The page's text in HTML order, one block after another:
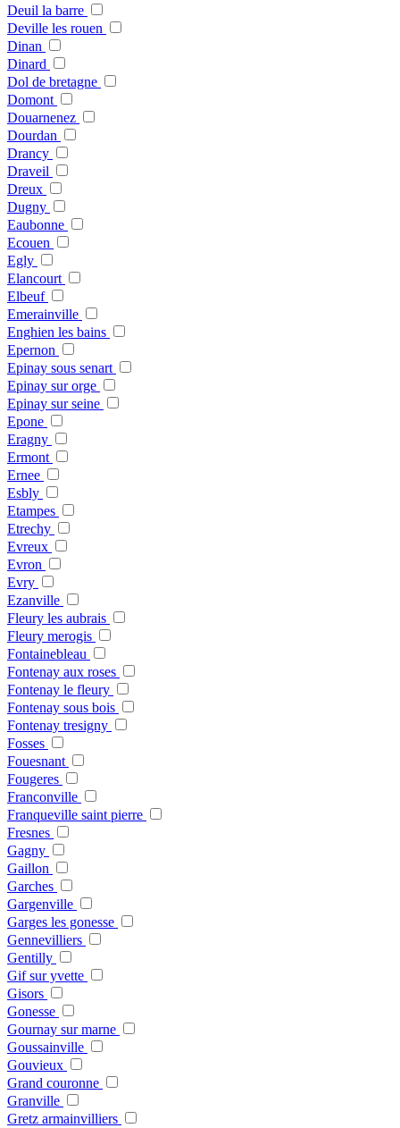
Deuil la barre
Deville les rouen
Dinan
Dinard
Dol de bretagne
Domont
Douarnenez
Dourdan
Drancy
Draveil
Dreux
Dugny
Eaubonne
Ecouen
Egly
Elancourt
Elbeuf
Emerainville
Enghien les bains
Epernon
Epinay sous senart
Epinay sur orge
Epinay sur seine
Epone
Eragny
Ermont
Ernee
Esbly
Etampes
Etrechy
Evreux
Evron
Evry
Ezanville
Fleury les aubrais
Fleury merogis
Fontainebleau
Fontenay aux roses
Fontenay le fleury
Fontenay sous bois
Fontenay tresigny
Fosses
Fouesnant
Fougeres
Franconville
Franqueville saint pierre
Fresnes
Gagny
Gaillon
Garches
Gargenville
Garges les gonesse
Gennevilliers
Gentilly
Gif sur yvette
Gisors
Gonesse
Gournay sur marne
Goussainville
Gouvieux
Grand couronne
Granville
Gretz armainvilliers